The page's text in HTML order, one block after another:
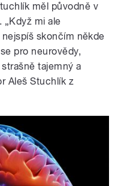
měl původně v
„Když mi ale
skončím někde
pro neurovědy,
tajemný a
Aleš Stuchlík z